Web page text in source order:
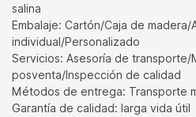
salina
Embalaje: Cartón/Caja de madera/
individual/Personalizado
Servicios: Asesoría de
posventa/Inspección de calidad
Métodos de entrega: Transporte
Garantía de calidad: larga vida útil